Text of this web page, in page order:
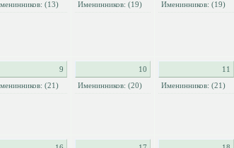
(13)
Именинников: (19)
Именинников: (19)
9
(21)
10
Именинников: (20)
11
Именинников: (21)